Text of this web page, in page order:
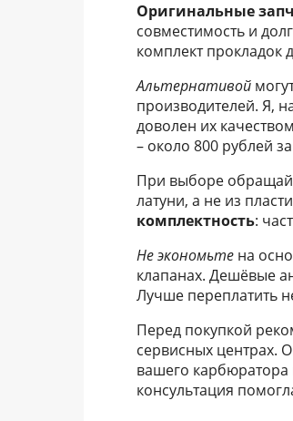
Оригинальные
совместимость и
комплект прокладок
Альтернативой
производителей. Я,
доволен их
– около 800 рублей
При выборе
латуни, а не из
комплектность:
Не экономьте на
клапанах. Дешёвые
Лучше переплатить
Перед покупкой
сервисных центрах.
вашего карбюратора
консультация